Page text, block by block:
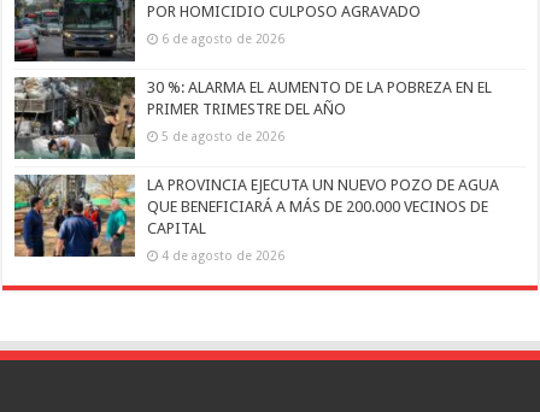
POR HOMICIDIO CULPOSO AGRAVADO
6 de agosto de 2026
30 %: ALARMA EL AUMENTO DE LA POBREZA EN EL
PRIMER TRIMESTRE DEL AÑO
5 de agosto de 2026
LA PROVINCIA EJECUTA UN NUEVO POZO DE AGUA
QUE BENEFICIARÁ A MÁS DE 200.000 VECINOS DE
CAPITAL
4 de agosto de 2026